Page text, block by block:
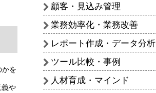
を
や
顧客・見込み管理
業務効率化・業務改善
レポート作成・データ分析
ツール比較・事例
人材育成・マインド